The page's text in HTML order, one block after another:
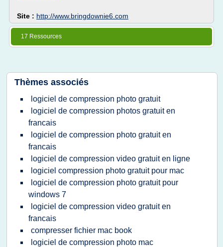
Site : http://www.bringdownie6.com
17 Ressources
Thèmes associés
logiciel de compression photo gratuit
logiciel de compression photos gratuit en
francais
logiciel de compression photo gratuit en
francais
logiciel de compression video gratuit en ligne
logiciel compression photo gratuit pour mac
logiciel de compression photo gratuit pour
windows 7
logiciel de compression video gratuit en
francais
compresser fichier mac book
logiciel de compression photo mac